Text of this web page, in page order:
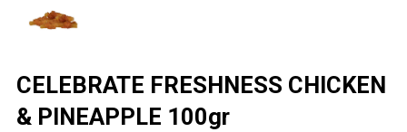
CELEBRATE FRESHNESS CHICKEN
& PINEAPPLE 100gr